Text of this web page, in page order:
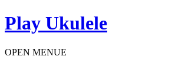
Play Ukulele
OPEN MENUE